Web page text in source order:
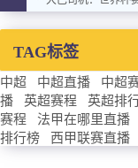
TAG标签
中超 中超直播 中超
播
英超赛程 英超排
赛程
法甲在哪里直播
排行榜
西甲联赛直播